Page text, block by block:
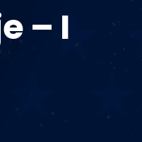
– I